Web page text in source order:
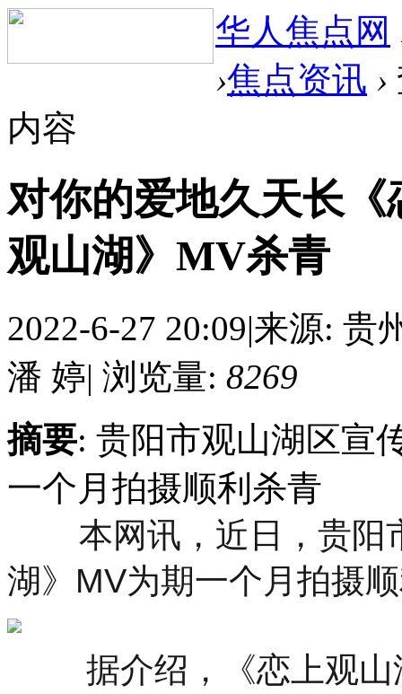
华人焦点网
›焦点资讯 ›
内容
对你的爱地久天长《
观山湖》MV杀青
2022-6-27 20:09|来源: 贵
潘 婷| 浏览量: 8269
摘要: 贵阳市观山湖区宣
一个月拍摄顺利杀青
本网讯，近日，贵阳
湖》MV为期一个月拍摄
据介绍，《恋上观山